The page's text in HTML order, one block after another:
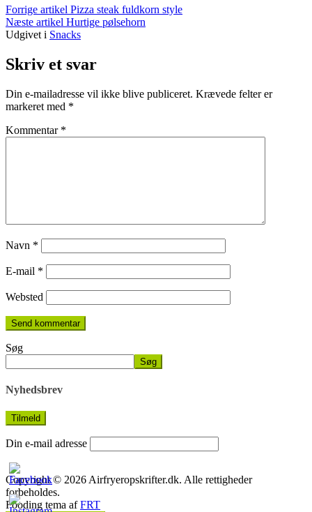
Læs
videre
Forrige artikel Pizza steak fuldkorn style
Næste artikel Hurtige pølsehorn
Udgivet i Snacks
Skriv et svar
Din e-mailadresse vil ikke blive publiceret. Krævede felter er
markeret med *
Kommentar *
Navn *
E-mail *
Websted
Søg
Søg
Nyhedsbrev
Din e-mail adresse
Copyright © 2026 Airfryeropskrifter.dk. Alle rettigheder
forbeholdes.
Fooding tema afFRT